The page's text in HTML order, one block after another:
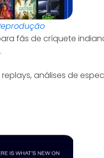
fãs de críquete
análises de